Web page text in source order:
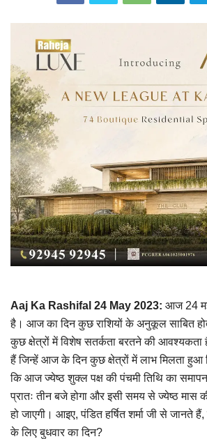
Aaj Ka Rashifal 24 May 2023: आज 24
है। आज का दिन कुछ राशियों के अनुकूल साबित
कुछ क्षेत्रों में विशेष सतर्कता बरतने की आवश्यकता
हैं जिन्हें आज के दिन कुछ क्षेत्रों में लाभ मिलता हुआ
कि आज ज्येष्ठ शुक्ल पक्ष की पंचमी तिथि का
प्रातः तीन बजे होगा और इसी समय से ज्येष्ठ मास
हो जाएगी। आइए, पंडित हर्षित शर्मा जी से जानते
के लिए बुधवार का दिन?